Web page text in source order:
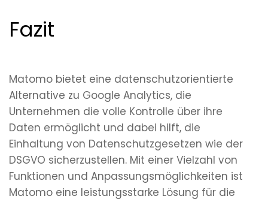
Fazit
Matomo bietet eine datenschutzorientierte
Alternative zu Google Analytics, die
Unternehmen die volle Kontrolle über ihre
Daten ermöglicht und dabei hilft, die
Einhaltung von Datenschutzgesetzen wie der
DSGVO sicherzustellen. Mit einer Vielzahl von
Funktionen und Anpassungsmöglichkeiten ist
Matomo eine leistungsstarke Lösung für die